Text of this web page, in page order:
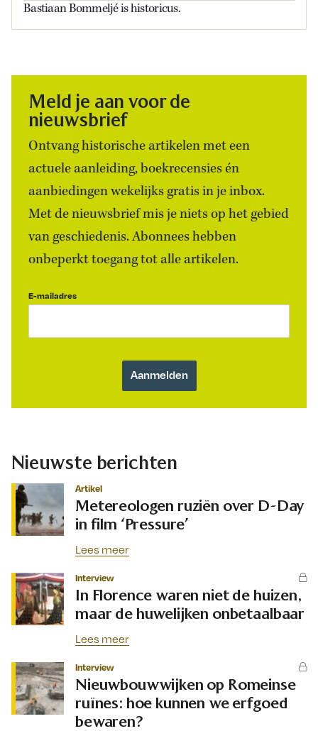
Bastiaan Bommeljé is historicus.
Meld je aan voor de
nieuwsbrief
Ontvang historische artikelen met een
actuele aanleiding, boekrecensies én
aanbiedingen wekelijks gratis in je inbox.
Met de nieuwsbrief mis je niets op het gebied
van geschiedenis. Abonnees hebben
onbeperkt toegang tot alle artikelen.
E-mailadres
Nieuwste berichten
Artikel
Metereologen ruziën over D-Day
in film ‘Pressure’
Lees meer
Interview
In Florence waren niet de huizen,
maar de huwelijken onbetaalbaar
Lees meer
Interview
Nieuwbouwwijken op Romeinse
ruïnes: hoe kunnen we erfgoed
bewaren?